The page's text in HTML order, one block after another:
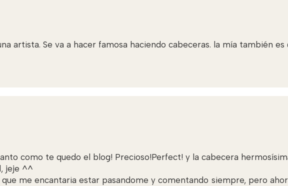
artista. Se va a hacer famosa haciendo cabeceras. la mía también
como te quedo el blog! Precioso!Perfect! y la cabecera
jeje ^^
me encantaria estar pasandome y comentando siempre, pero